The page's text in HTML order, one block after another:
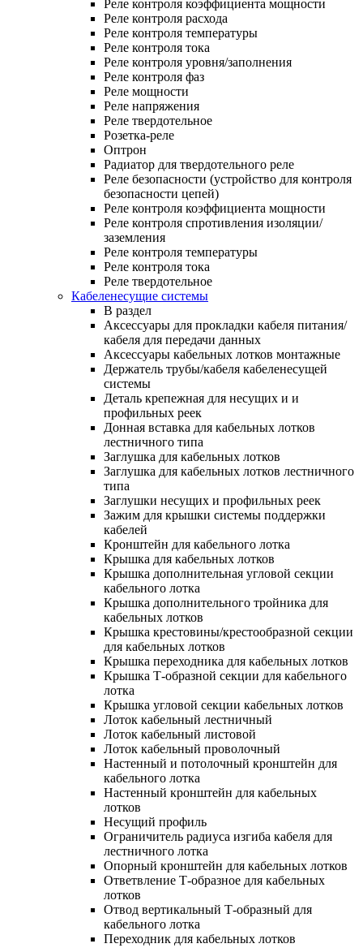
Реле контроля коэффициента мощности
Реле контроля расхода
Реле контроля температуры
Реле контроля тока
Реле контроля уровня/заполнения
Реле контроля фаз
Реле мощности
Реле напряжения
Реле твердотельное
Розетка-реле
Оптрон
Радиатор для твердотельного реле
Реле безопасности (устройство для контроля
безопасности цепей)
Реле контроля коэффициента мощности
Реле контроля спротивления изоляции/
заземления
Реле контроля температуры
Реле контроля тока
Реле твердотельное
Кабеленесущие системы
В раздел
Аксессуары для прокладки кабеля питания/
кабеля для передачи данных
Аксессуары кабельных лотков монтажные
Держатель трубы/кабеля кабеленесущей
системы
Деталь крепежная для несущих и и
профильных реек
Донная вставка для кабельных лотков
лестничного типа
Заглушка для кабельных лотков
Заглушка для кабельных лотков лестничного
типа
Заглушки несущих и профильных реек
Зажим для крышки системы поддержки
кабелей
Кронштейн для кабельного лотка
Крышка для кабельных лотков
Крышка дополнительная угловой секции
кабельного лотка
Крышка дополнительного тройника для
кабельных лотков
Крышка крестовины/крестообразной секции
для кабельных лотков
Крышка переходника для кабельных лотков
Крышка Т-образной секции для кабельного
лотка
Крышка угловой секции кабельных лотков
Лоток кабельный лестничный
Лоток кабельный листовой
Лоток кабельный проволочный
Настенный и потолочный кронштейн для
кабельного лотка
Настенный кронштейн для кабельных
лотков
Несущий профиль
Ограничитель радиуса изгиба кабеля для
лестничного лотка
Опорный кронштейн для кабельных лотков
Ответвление Т-образное для кабельных
лотков
Отвод вертикальный Т-образный для
кабельного лотка
Переходник для кабельных лотков